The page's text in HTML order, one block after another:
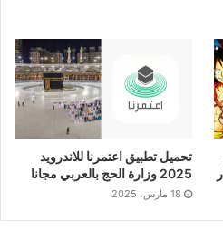
تحميل تطبيق اعتمرنا للاندرويد
2025 وزارة الحج بالعربي مجانا
18 مارس، 2025